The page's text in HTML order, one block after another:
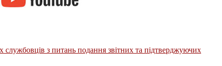
службовців з питань подання звітних та підтверджуючих